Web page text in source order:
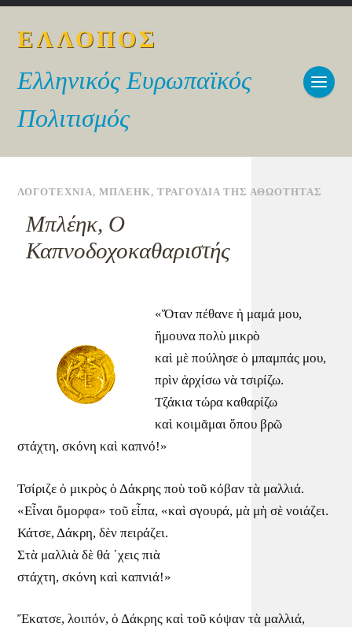
ΕΛΛΟΠΟΣ
Ελληνικός Ευρωπαϊκός
Πολιτισμός
ΛΟΓΟΤΕΧΝΙΑ,ΜΠΛΕΗΚ,ΤΡΑΓΟΥΔΙΑ ΤΗΣ ΑΘΩΟΤΗΤΑΣ
Μπλέηκ, Ο
Καπνοδοχοκαθαριστής
«Ὅταν πέθανε ἡ μαμά μου,
ἤμουνα πολὺ μικρὸ
καὶ μὲ πούλησε ὁ μπαμπάς μου,
πρὶν ἀρχίσω νὰ τσιρίζω.
Τζάκια τώρα καθαρίζω
καὶ κοιμᾶμαι ὅπου βρῶ
στάχτη, σκόνη καὶ καπνό!»
Τσίριζε ὁ μικρὸς ὁ Δάκρης ποὺ τοῦ κόβαν τὰ μαλλιά.
«Εἶναι ὄμορφα» τοῦ εἶπα, «καὶ σγουρά, μὰ μὴ σὲ νοιάζει.
Κάτσε, Δάκρη, δὲν πειράζει.
Στὰ μαλλιὰ δὲ θά ῾χεις πιὰ
στάχτη, σκόνη καὶ καπνιά!»
Ἔκατσε, λοιπόν, ὁ Δάκρης καὶ τοῦ κόψαν τὰ μαλλιά,